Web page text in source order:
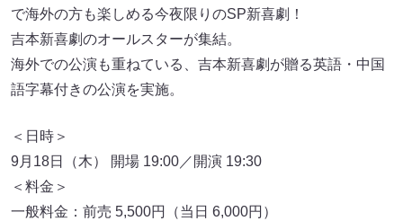
で海外の方も楽しめる今夜限りのSP新喜劇！
吉本新喜劇のオールスターが集結。
海外での公演も重ねている、吉本新喜劇が贈る英語・中国
語字幕付きの公演を実施。
＜日時＞
9月18日（木） 開場 19:00／開演 19:30
＜料金＞
一般料金：前売 5,500円（当日 6,000円）